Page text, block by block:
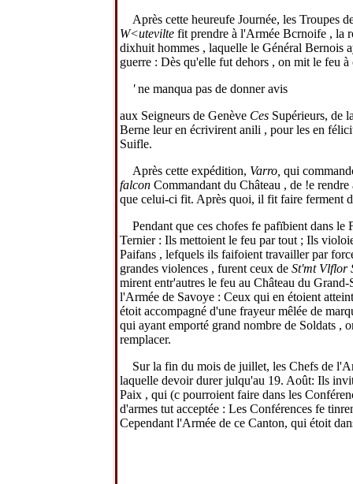
Après cette heureufe Journée, les Troupes
W<utevilte fit prendre à l'Armée Bcrnoife , la
dixhuit hommes , laquelle le Général Bernois
guerre : Dès qu'elle fut dehors , on mit le feu
'ne manqua pas de donner avis
aux Seigneurs de Genève Ces Supérieurs, de
Berne leur en écrivirent anili , pour les en
Suifle.
Après cette expédition, Varro, qui
falcon Commandant du Château , de !e
que celui-ci fit. Après quoi, il fit faire ferment
Pendant que ces chofes fe pafïbient dans
Ternier : Ils mettoient le feu par tout ; Ils
Paifans , lefquels ils faifoient travailler par
grandes violences , furent ceux de St'mt Vlflor
mirent entr'autres le feu au Château du
l'Armée de Savoye : Ceux qui en étoient
étoit accompagné d'une frayeur mêlée de
qui ayant emporté grand nombre de Soldats ,
remplacer.
Sur la fin du mois de juillet, les Chefs de
laquelle devoir durer julqu'au 19. Août: Ils
Paix , qui (c pourroient faire dans les
d'armes tut acceptée : Les Conférences fe
Cependant l'Armée de ce Canton, qui étoit